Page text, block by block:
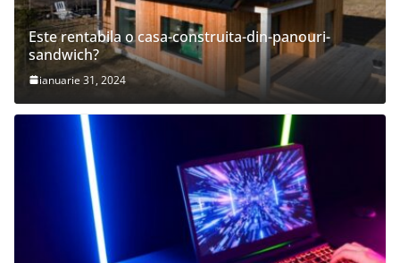
Este rentabila o casa-construita-din-panouri-
sandwich?
ianuarie 31, 2024